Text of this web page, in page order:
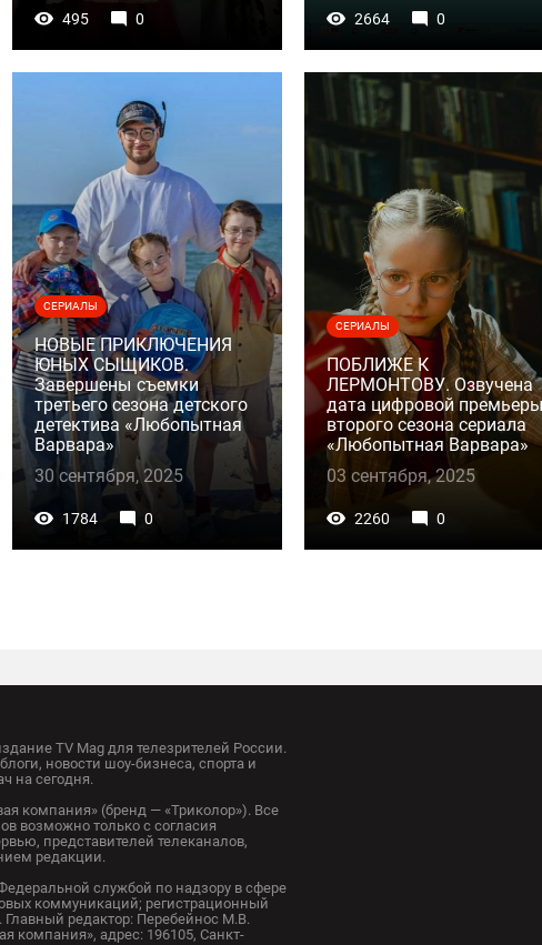
495 0 2664 0
СЕРИАЛЫ
НОВЫЕ ПРИКЛЮЧЕНИЯ
ЮНЫХ СЫЩИКОВ.
Завершены съемки
третьего сезона детского
детектива «Любопытная
Варвара»
30 сентября, 2025
1784 0
СЕРИАЛЫ
ПОБЛИЖЕ К
ЛЕРМОНТОВУ. Озвучена
дата цифровой премьеры
второго сезона сериала
«Любопытная Варвара»
03 сентября, 2025
2260 0
TV Mag для телезрителей России.
новости шоу-бизнеса, спорта и
на сегодня.
компания» (бренд — «Триколор»). Все
возможно только с согласия
представителей телеканалов,
редакции.
службой по надзору в сфере
коммуникаций; регистрационный
редактор: Перебейнос М.В.
компания», адрес: 196105, Санкт-